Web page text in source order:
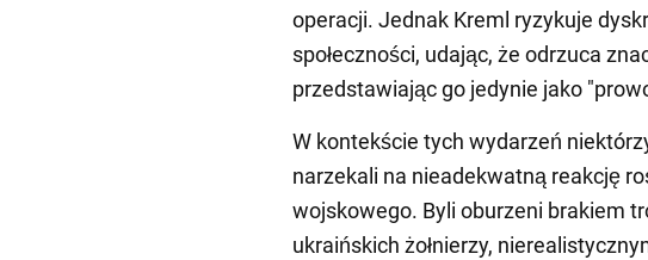
operacji. Jednak Kreml ryzykuje
społeczności, udając, że odrzuca
przedstawiając go jedynie jako
W kontekście tych wydarzeń
narzekali na nieadekwatną reakcję
wojskowego. Byli oburzeni brakiem
ukraińskich żołnierzy,